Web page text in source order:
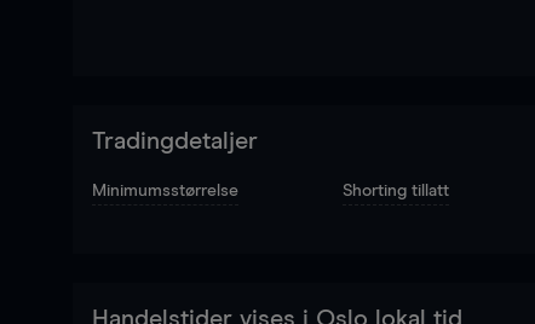
Tradingdetaljer
Minimumsstørrelse Shorting tillatt
Handelstider vises i Oslo lokal tid